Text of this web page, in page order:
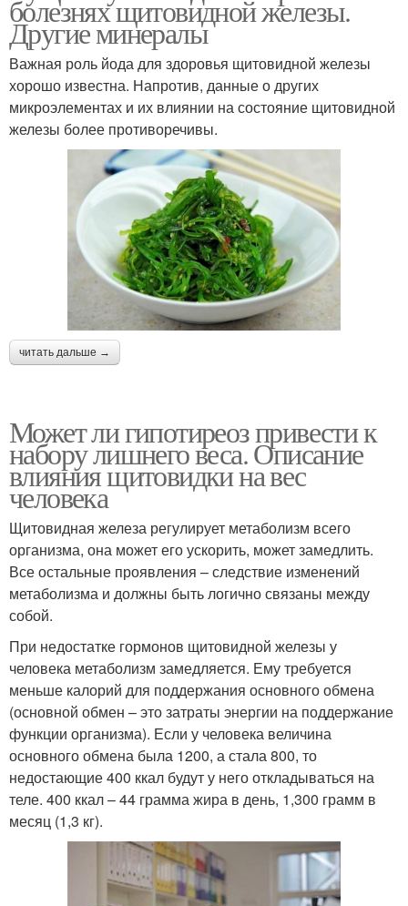
болезнях щитовидной железы.
Другие минералы
Важная роль йода для здоровья щитовидной железы
хорошо известна. Напротив, данные о других
микроэлементах и их влиянии на состояние щитовидной
железы более противоречивы.
читать дальше →
Может ли гипотиреоз привести к
набору лишнего веса. Описание
влияния щитовидки на вес
человека
Щитовидная железа регулирует метаболизм всего
организма, она может его ускорить, может замедлить.
Все остальные проявления – следствие изменений
метаболизма и должны быть логично связаны между
собой.
При недостатке гормонов щитовидной железы у
человека метаболизм замедляется. Ему требуется
меньше калорий для поддержания основного обмена
(основной обмен – это затраты энергии на поддержание
функции организма). Если у человека величина
основного обмена была 1200, а стала 800, то
недостающие 400 ккал будут у него откладываться на
теле. 400 ккал – 44 грамма жира в день, 1,300 грамм в
месяц (1,3 кг).